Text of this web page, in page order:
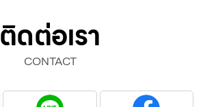
ติดต่อเรา
CONTACT